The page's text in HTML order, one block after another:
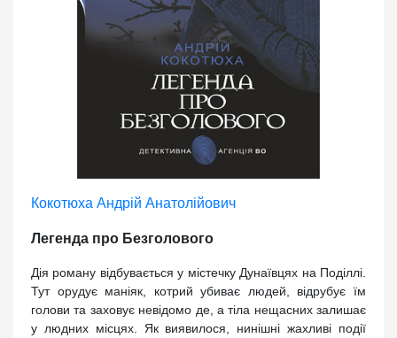
Кокотюха Андрій Анатолійович
Легенда про Безголового
Дія роману відбувається у містечку Дунаївцях на Поділлі.
Тут орудує маніяк, котрий убиває людей, відрубує їм
голови та заховує невідомо де, а тіла нещасних залишає
у людних місцях. Як виявилося, нинішні жахливі події